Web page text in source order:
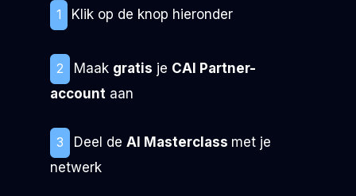
1 Klik op de knop hieronder
2 Maak gratis je CAI Partner-
account aan
3 Deel de AI Masterclass met je
netwerk